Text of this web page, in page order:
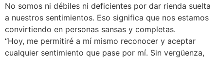
No somos ni débiles ni deficientes por dar rienda suelta
a nuestros sentimientos. Eso significa que nos estamos
convirtiendo en personas sansas y completas.
“Hoy, me permitiré a mí mismo reconocer y aceptar
cualquier sentimiento que pase por mí. Sin vergüenza,